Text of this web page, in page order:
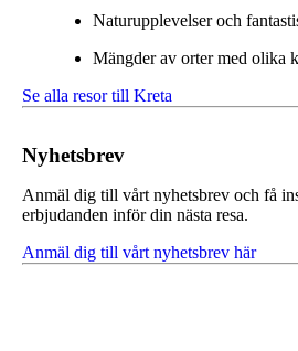
Naturupplevelser och
Mängder av orter med olika
Se alla resor till Kreta
Nyhetsbrev
Anmäl dig till vårt nyhetsbrev och få
erbjudanden inför din nästa resa.
Anmäl dig till vårt nyhetsbrev här